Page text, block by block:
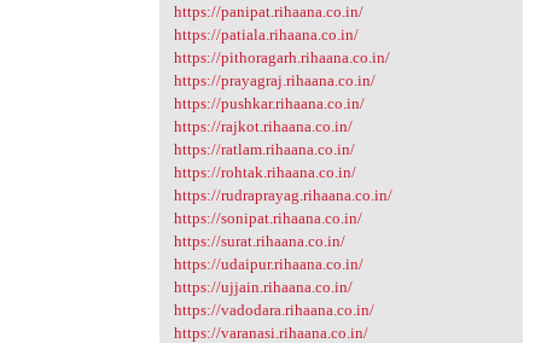
https://panipat.rihaana.co.in/
https://patiala.rihaana.co.in/
https://pithoragarh.rihaana.co.in/
https://prayagraj.rihaana.co.in/
https://pushkar.rihaana.co.in/
https://rajkot.rihaana.co.in/
https://ratlam.rihaana.co.in/
https://rohtak.rihaana.co.in/
https://rudraprayag.rihaana.co.in/
https://sonipat.rihaana.co.in/
https://surat.rihaana.co.in/
https://udaipur.rihaana.co.in/
https://ujjain.rihaana.co.in/
https://vadodara.rihaana.co.in/
https://varanasi.rihaana.co.in/